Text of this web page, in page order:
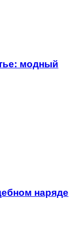
модный
наряде